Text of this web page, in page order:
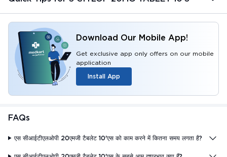
Download Our Mobile App!
Get exclusive app only offers on our mobile
application
Install App
FAQs
एस सीआईटीएलओपी 20एमजी टैबलेट 10'एस को काम करने में कितना समय लगता है?